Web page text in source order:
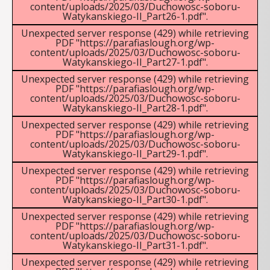
content/uploads/2025/03/Duchowosc-soboru-
Watykanskiego-II_Part26-1.pdf".
Unexpected server response (429) while retrieving
PDF "https://parafiaslough.org/wp-
content/uploads/2025/03/Duchowosc-soboru-
Watykanskiego-II_Part27-1.pdf".
Unexpected server response (429) while retrieving
PDF "https://parafiaslough.org/wp-
content/uploads/2025/03/Duchowosc-soboru-
Watykanskiego-II_Part28-1.pdf".
Unexpected server response (429) while retrieving
PDF "https://parafiaslough.org/wp-
content/uploads/2025/03/Duchowosc-soboru-
Watykanskiego-II_Part29-1.pdf".
Unexpected server response (429) while retrieving
PDF "https://parafiaslough.org/wp-
content/uploads/2025/03/Duchowosc-soboru-
Watykanskiego-II_Part30-1.pdf".
Unexpected server response (429) while retrieving
PDF "https://parafiaslough.org/wp-
content/uploads/2025/03/Duchowosc-soboru-
Watykanskiego-II_Part31-1.pdf".
Unexpected server response (429) while retrieving